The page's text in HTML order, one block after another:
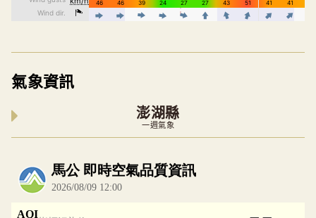
氣象資訊
澎湖縣
一週氣象
內嵌空氣品質小工具為視覺預覽，完整即時空